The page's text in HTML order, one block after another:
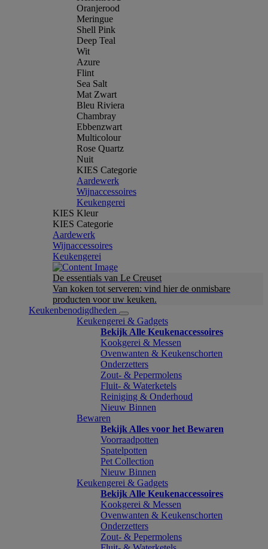
Oranjerood
Meringue
Shell Pink
Deep Teal
Wit
Azure
Flint
Sea Salt
Mat Zwart
Bleu Riviera
Chambray
Ebbenzwart
Multicolour
Rose Quartz
Nuit
KIES Categorie
Aardewerk
Wijnaccessoires
Keukengerei
KIES Kleur
KIES Categorie
Aardewerk
Wijnaccessoires
Keukengerei
De essentials van Le Creuset
Van koken tot serveren: vind hier de onmisbare
producten voor uw keuken.
Keukenbenodigdheden
Keukengerei & Gadgets
Bekijk Alle Keukenaccessoires
Kookgerei & Messen
Ovenwanten & Keukenschorten
Onderzetters
Zout- & Pepermolens
Fluit- & Waterketels
Reiniging & Onderhoud
Nieuw Binnen
Bewaren
Bekijk Alles voor het Bewaren
Voorraadpotten
Spatelpotten
Pet Collection
Nieuw Binnen
Keukengerei & Gadgets
Bekijk Alle Keukenaccessoires
Kookgerei & Messen
Ovenwanten & Keukenschorten
Onderzetters
Zout- & Pepermolens